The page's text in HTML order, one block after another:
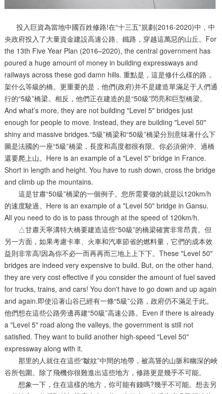
投入巨資為當地中國百姓修路!在“十三五”規劃(2016-2020)中，中
央政府投入了大量資金建設高速公路、鐵路，穿越這萬惡的山丘。For
the 13th Five Year Plan (2016–2020), the central government has
poured a huge amount of money in building expressways and
railways across these god damn hills. 重點是，這是修什么樣的路，
架什么等級的橋。更重要的是，他們(政府)并不是建造單滿足于人們通
行的“5級”橋梁。相反，他們正在建造的是“50級”閃亮和巨型橋梁。
And what’s more, they are not building "Level 5" bridges just
enough for people to move. Instead, they are building "Level 50"
shiny and massive bridges.“5級”橋梁和“50級”橋梁分別意味著什么下
圖是法國的一座“5級”橋梁，長度和高度都很有限。你必須俯沖、過橋
還要爬上山。Here is an example of a "Level 5" bridge in France.
Short in length and height. You have to rush down, cross the bridge
and climb up the mountains.
這是甘肅“50級”橋梁的一個例子。您所需要做的就是以120km/h
的速度駛過。Here is an example of a "Level 50" bridge in Gansu.
All you need to do is to pass through at the speed of 120km/h.
△甘肅天寧溝特大橋要建造這些“50級”的橋梁確實非常昂貴。但
另一方面，如果考慮卡車、火車和汽車節省的燃料量，它們的成本效
益則非常高!因為你不必一而再再而三地上上下下。These "Level 50"
bridges are indeed very expensive to build. But, on the other hand,
they are very cost effective if you consider the amount of fuel saved
for trucks, trains, and cars! You don't have to go down and up again
and again.即使沿著山谷已經有一條“5級”公路，政府仍不滿足于此。
他們想在這些公路旁邊再建“50級”高速公路。Even if there is already
a "Level 5" road along the valleys, the government is still not
satisfied. They want to build another high-speed "Level 50"
expressway along with it.
那里的人就住在這些“皺紋”中間的地帶，被高聳的山脈和幽深的峽
谷所包圍。除了飛機你很難進出這些地方，修路更是幾乎不可能。
想象一下，住在這樣的地方，你可能有錢嗎?幾乎不可能。想去另